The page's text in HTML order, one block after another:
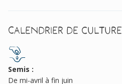
Calendrier de culture
Semis :
De mi-avril à fin juin